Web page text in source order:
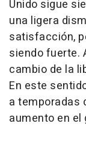
Unido sigue
una ligera
satisfacción,
siendo fuerte.
cambio de la
En este
a temporadas
aumento en